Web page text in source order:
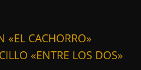
«EL CACHORRO»
«ENTRE LOS DOS»